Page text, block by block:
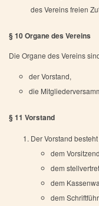
des Vereins freien
§ 10 Organe des Vereins
Die Organe des Vereins
der Vorstand,
die
§ 11 Vorstand
Der Vorstand
dem
dem
dem
dem